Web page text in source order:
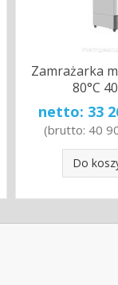
Zamrażarka
80°C
netto: 33
(brutto: 40
Do